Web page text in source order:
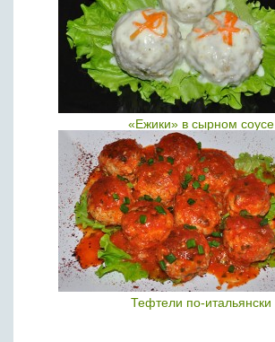
«Ежики» в сырном соусе
Тефтели по-итальянски